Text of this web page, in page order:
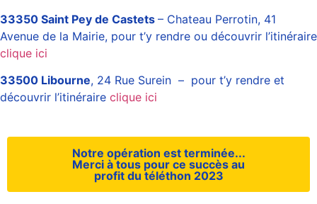
33350 Saint Pey de Castets – Chateau Perrotin, 41
Avenue de la Mairie, pour t’y rendre ou découvrir l’itinéraire
clique ici
33500 Libourne, 24 Rue Surein – pour t’y rendre et
découvrir l’itinéraire clique ici
Notre opération est terminée...
Merci à tous pour ce succès au
profit du téléthon 2023